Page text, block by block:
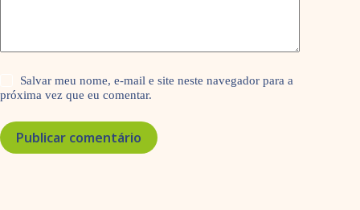
Salvar meu nome, e-mail e site neste navegador para a
próxima vez que eu comentar.
Publicar comentário